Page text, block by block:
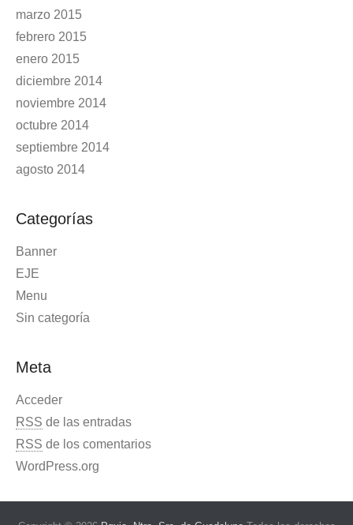
marzo 2015
febrero 2015
enero 2015
diciembre 2014
noviembre 2014
octubre 2014
septiembre 2014
agosto 2014
Categorías
Banner
EJE
Menu
Sin categoría
Meta
Acceder
RSS de las entradas
RSS de los comentarios
WordPress.org